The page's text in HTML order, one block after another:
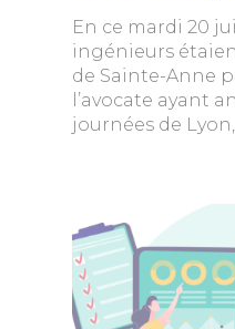
En ce mardi 20
ingénieurs
de Sainte-Anne
l’avocate ayant
journées de Lyon,